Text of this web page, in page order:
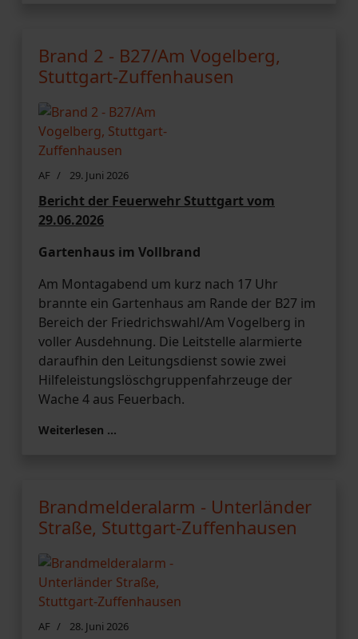
Brand 2 - B27/Am Vogelberg,
Stuttgart-Zuffenhausen
AF 29. Juni 2026
Bericht der Feuerwehr Stuttgart vom
29.06.2026
Gartenhaus im Vollbrand
Am Montagabend um kurz nach 17 Uhr
brannte ein Gartenhaus am Rande der B27 im
Bereich der Friedrichswahl/Am Vogelberg in
voller Ausdehnung. Die Leitstelle alarmierte
daraufhin den Leitungsdienst sowie zwei
Hilfeleistungslöschgruppenfahrzeuge der
Wache 4 aus Feuerbach.
Weiterlesen …
Brandmelderalarm - Unterländer
Straße, Stuttgart-Zuffenhausen
AF 28. Juni 2026